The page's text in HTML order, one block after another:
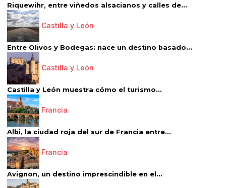
Riquewihr, entre viñedos alsacianos y calles de...
Castilla y León
Entre Olivos y Bodegas: nace un destino basado...
Castilla y León
Castilla y León muestra cómo el turismo...
Francia
Albi, la ciudad roja del sur de Francia entre...
Francia
Avignon, un destino imprescindible en el...